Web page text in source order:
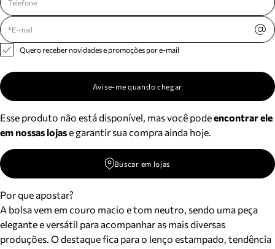
Quero receber novidades e promoções por e-mail
Avise-me quando chegar
Esse produto não está disponível, mas você podeencontrar ele
em nossas lojase garantir sua compra ainda hoje.
Buscar em lojas
Por que apostar?
A bolsa vem em couro macio e tom neutro, sendo uma peça
elegante e versátil para acompanhar as mais diversas
produções. O destaque fica para o lenço estampado, tendência